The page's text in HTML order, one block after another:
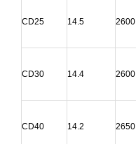
CD25 14.5 2600
CD30 14.4 2600
CD40 14.2 2650